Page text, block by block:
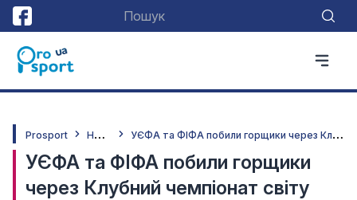
Prosport Н
овини У
ЄФА та ФІФА побили горщики через Клубний чемпіонат світу
УЄФА та ФІФА побили горщики
через Клубний чемпіонат світу